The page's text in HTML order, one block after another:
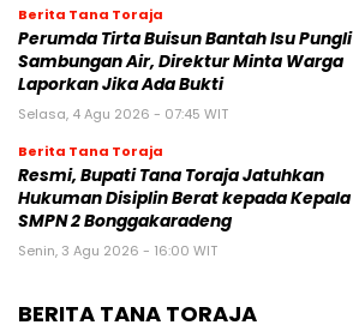
Berita Tana Toraja
Perumda Tirta Buisun Bantah Isu Pungli
Sambungan Air, Direktur Minta Warga
Laporkan Jika Ada Bukti
Selasa, 4 Agu 2026 - 07:45 WIT
Berita Tana Toraja
Resmi, Bupati Tana Toraja Jatuhkan
Hukuman Disiplin Berat kepada Kepala
SMPN 2 Bonggakaradeng
Senin, 3 Agu 2026 - 16:00 WIT
BERITA TANA TORAJA